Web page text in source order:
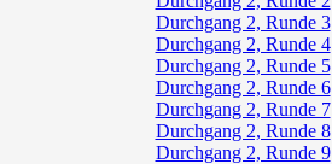
Durchgang 2, Runde 3
Durchgang 2, Runde 4
Durchgang 2, Runde 5
Durchgang 2, Runde 6
Durchgang 2, Runde 7
Durchgang 2, Runde 8
Durchgang 2, Runde 9